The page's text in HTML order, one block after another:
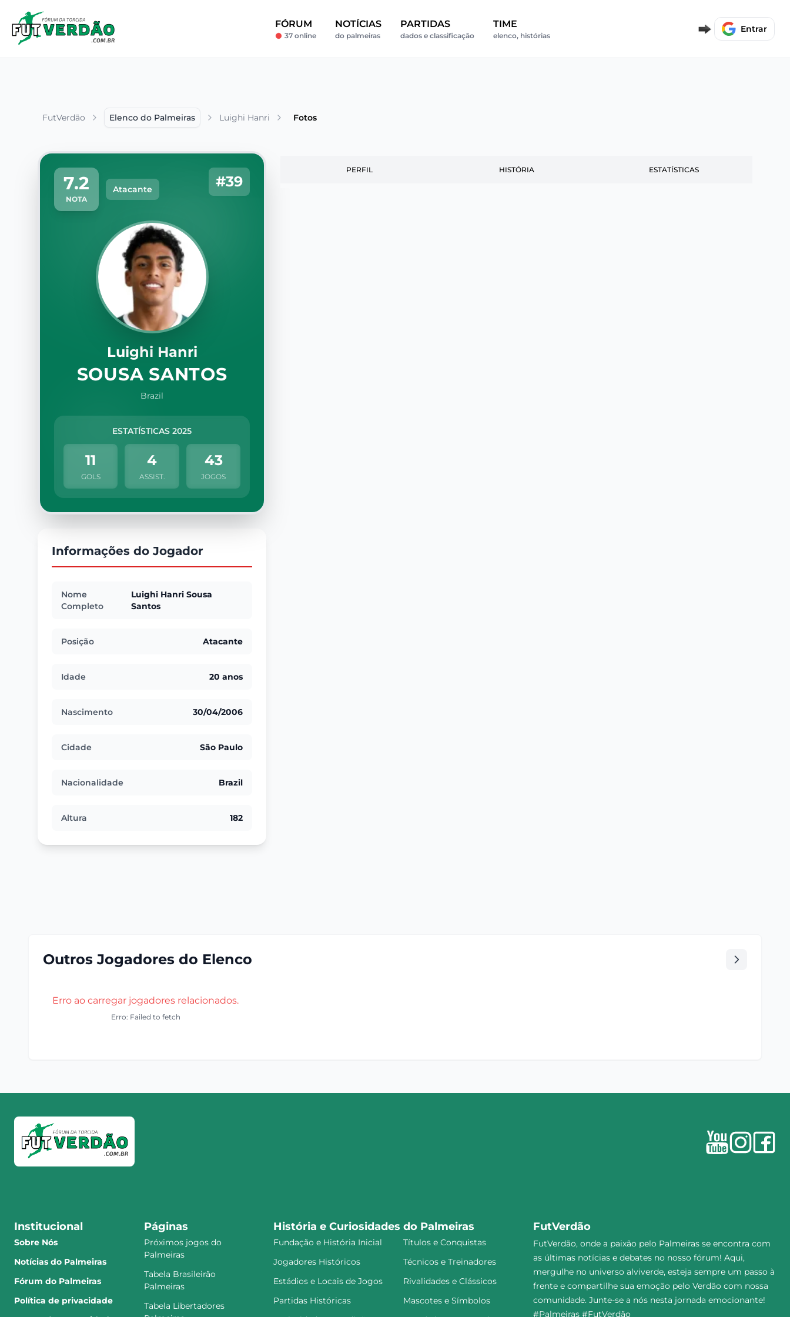
FÓRUM
37 online
NOTÍCIAS
do palmeiras
PARTIDAS
dados e classificação
TIME
elenco, histórias
Entrar
FutVerdão Elenco do Palmeiras Luighi Hanri Fotos
7.2
NOTA
Atacante #39
Luighi Hanri
SOUSA SANTOS
Brazil
ESTATÍSTICAS 2025
11
GOLS
4
ASSIST.
43
JOGOS
Informações do Jogador
Nome
Completo
Luighi Hanri Sousa
Santos
Posição Atacante
Idade 20 anos
Nascimento 30/04/2006
Cidade São Paulo
Nacionalidade Brazil
Altura 182
PERFIL HISTÓRIA ESTATÍSTICAS
Outros Jogadores do Elenco
Erro ao carregar jogadores relacionados.
Erro: Failed to fetch
Institucional
Sobre Nós
Notícias do Palmeiras
Fórum do Palmeiras
Política de privacidade
Páginas
Próximos jogos do
Palmeiras
Tabela Brasileirão
Palmeiras
Tabela Libertadores
História e Curiosidades do Palmeiras
Fundação e História Inicial
Títulos e Conquistas
Jogadores Históricos
Técnicos e Treinadores
Estádios e Locais de Jogos
Rivalidades e Clássicos
Partidas Históricas
Mascotes e Símbolos
FutVerdão
FutVerdão, onde a paixão pelo Palmeiras se encontra com
as últimas notícias e debates no nosso fórum! Aqui,
mergulhe no universo alviverde, esteja sempre um passo à
frente e compartilhe sua emoção pelo Verdão com nossa
comunidade. Junte-se a nós nesta jornada emocionante!
#Palmeiras #FutVerdão